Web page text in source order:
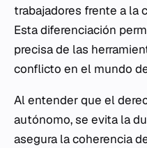
trabajadores frente a la
Esta diferenciación
precisa de las
conflicto en el mundo
Al entender que el
autónomo, se evita la
asegura la coherencia